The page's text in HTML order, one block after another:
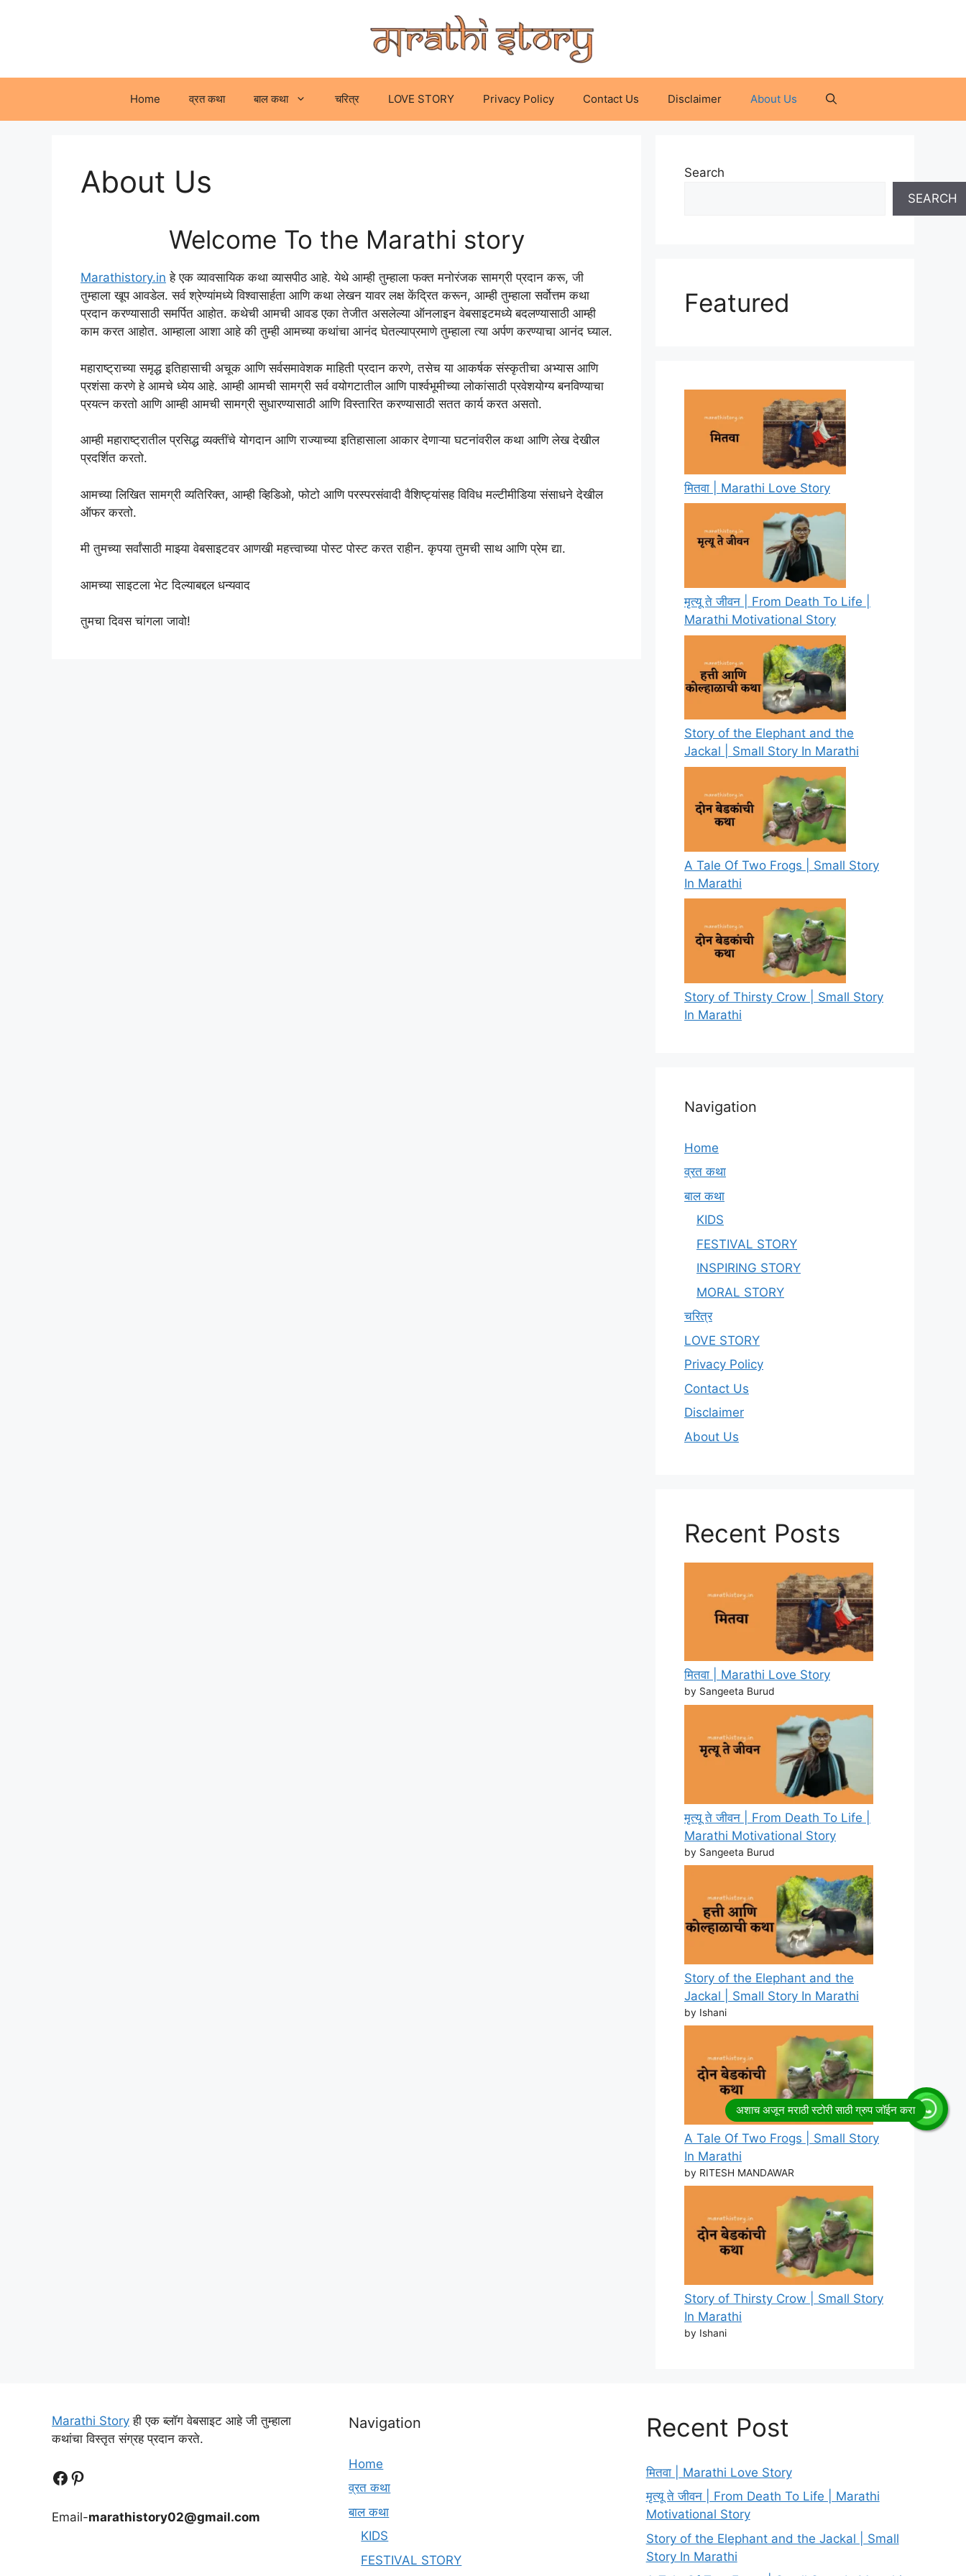
Home व्रत कथा बाल कथा चरित्र LOVE STORY Privacy Policy Contact Us Disclaimer About Us
About Us
Welcome To the Marathi story
Marathistory.in हे एक व्यावसायिक कथा व्यासपीठ आहे. येथे आम्ही तुम्हाला फक्त मनोरंजक सामग्री प्रदान करू, जी
तुम्हाला खूप आवडेल. सर्व श्रेण्यांमध्ये विश्वासार्हता आणि कथा लेखन यावर लक्ष केंद्रित करून, आम्ही तुम्हाला सर्वोत्तम कथा
प्रदान करण्यासाठी समर्पित आहोत. कथेची आमची आवड एका तेजीत असलेल्या ऑनलाइन वेबसाइटमध्ये बदलण्यासाठी आम्ही
काम करत आहोत. आम्‍हाला आशा आहे की तुम्‍ही आमच्या कथांचा आनंद घेतल्‍याप्रमाणे तुम्‍हाला त्‍या अर्पण करण्‍याचा आनंद घ्याल.
महाराष्ट्राच्या समृद्ध इतिहासाची अचूक आणि सर्वसमावेशक माहिती प्रदान करणे, तसेच या आकर्षक संस्कृतीचा अभ्यास आणि
प्रशंसा करणे हे आमचे ध्येय आहे. आम्ही आमची सामग्री सर्व वयोगटातील आणि पार्श्वभूमीच्या लोकांसाठी प्रवेशयोग्य बनविण्याचा
प्रयत्न करतो आणि आम्ही आमची सामग्री सुधारण्यासाठी आणि विस्तारित करण्यासाठी सतत कार्य करत असतो.
आम्ही महाराष्ट्रातील प्रसिद्ध व्यक्तींचे योगदान आणि राज्याच्या इतिहासाला आकार देणाऱ्या घटनांवरील कथा आणि लेख देखील
प्रदर्शित करतो.
आमच्या लिखित सामग्री व्यतिरिक्त, आम्ही व्हिडिओ, फोटो आणि परस्परसंवादी वैशिष्ट्यांसह विविध मल्टीमीडिया संसाधने देखील
ऑफर करतो.
मी तुमच्या सर्वांसाठी माझ्या वेबसाइटवर आणखी महत्त्वाच्या पोस्ट पोस्ट करत राहीन. कृपया तुमची साथ आणि प्रेम द्या.
आमच्या साइटला भेट दिल्याबद्दल धन्यवाद
तुमचा दिवस चांगला जावो!
Search
SEARCH
Featured
मितवा | Marathi Love Story
मृत्यू ते जीवन | From Death To Life |
Marathi Motivational Story
Story of the Elephant and the
Jackal | Small Story In Marathi
A Tale Of Two Frogs | Small Story
In Marathi
Story of Thirsty Crow | Small Story
In Marathi
Navigation
Home
व्रत कथा
बाल कथा
KIDS
FESTIVAL STORY
INSPIRING STORY
MORAL STORY
चरित्र
LOVE STORY
Privacy Policy
Contact Us
Disclaimer
About Us
Recent Posts
मितवा | Marathi Love Story
by Sangeeta Burud
मृत्यू ते जीवन | From Death To Life |
Marathi Motivational Story
by Sangeeta Burud
Story of the Elephant and the
Jackal | Small Story In Marathi
by Ishani
A Tale Of Two Frogs | Small Story
In Marathi
by RITESH MANDAWAR
Story of Thirsty Crow | Small Story
In Marathi
by Ishani
Marathi Story ही एक ब्लॉग वेबसाइट आहे जी तुम्हाला
कथांचा विस्तृत संग्रह प्रदान करते.
Follow UsFollow us
Email-marathistory02@gmail.com
Navigation
Home
व्रत कथा
बाल कथा
KIDS
FESTIVAL STORY
Recent Post
मितवा | Marathi Love Story
मृत्यू ते जीवन | From Death To Life | Marathi
Motivational Story
Story of the Elephant and the Jackal | Small
Story In Marathi